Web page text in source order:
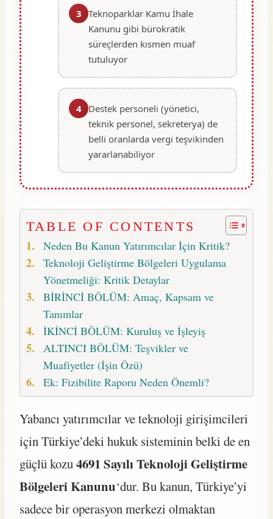
3 Teknoparklar Kamu İhale
Kanunu gibi bürokratik
süreçlerden kısmen muaf
tutuluyor
4
Destek personeli (yönetici,
teknik personel, sekreterya) de
belli oranlarda vergi teşvikinden
yararlanabiliyor
TABLE OF CONTENTS
Neden Bu Kanun Yatırımcılar İçin Kritik?
Teknoloji Geliştirme Bölgeleri Uygulama
Yönetmeliği: Kritik Detaylar
BİRİNCİ BÖLÜM: Amaç, Kapsam ve
Tanımlar
İKİNCİ BÖLÜM: Kuruluş ve İşleyiş
ALTINCI BÖLÜM: Teşvikler ve
Muafiyetler (İşin Özü)
Ek: Fizibilite Raporu Neden Önemli?
Yabancı yatırımcılar ve teknoloji girişimcileri
için Türkiye’deki hukuk sisteminin belki de en
güçlü kozu4691 Sayılı Teknoloji Geliştirme
Bölgeleri Kanunu‘dur. Bu kanun, Türkiye’yi
sadece bir operasyon merkezi olmaktan